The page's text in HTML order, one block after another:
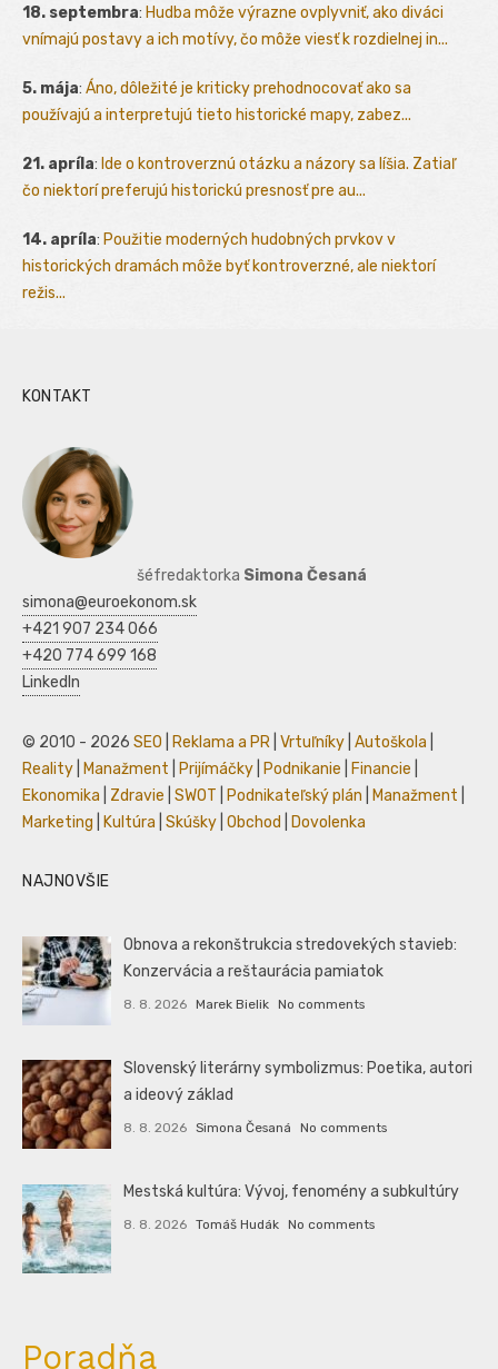
18. septembra: Hudba môže výrazne ovplyvniť, ako diváci
vnímajú postavy a ich motívy, čo môže viesť k rozdielnej in...
5. mája: Áno, dôležité je kriticky prehodnocovať ako sa
používajú a interpretujú tieto historické mapy, zabez...
21. apríla: Ide o kontroverznú otázku a názory sa líšia. Zatiaľ
čo niektorí preferujú historickú presnosť pre au...
14. apríla: Použitie moderných hudobných prvkov v
historických dramách môže byť kontroverzné, ale niektorí
režis...
KONTAKT
šéfredaktorka Simona Česaná
simona@euroekonom.sk
+421 907 234 066
+420 774 699 168
LinkedIn
© 2010 - 2026 SEO Reklama a PR Vrtuľníky Autoškola
Reality
Manažment Prijímáčky Podnikanie Financie
Ekonomika
Zdravie SWOT Podnikateľský plán Manažment
Marketing
Kultúra Skúšky Obchod Dovolenka
NAJNOVŠIE
Obnova a rekonštrukcia stredovekých stavieb:
Konzervácia a reštaurácia pamiatok
8. 8. 2026 Marek Bielik No comments
Slovenský literárny symbolizmus: Poetika, autori
a ideový základ
8. 8. 2026 Simona Česaná No comments
Mestská kultúra: Vývoj, fenomény a subkultúry
8. 8. 2026 Tomáš Hudák No comments
Poradňa